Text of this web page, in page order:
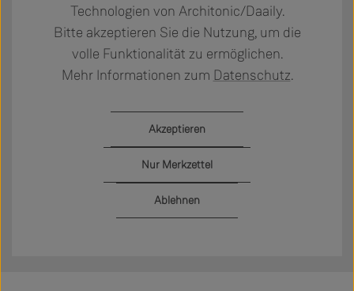
Technologien von Architonic/Daaily.
Bitte akzeptieren Sie die Nutzung, um die
volle Funktionalität zu ermöglichen.
Mehr Informationen zum Datenschutz.
Akzeptieren
Nur Merkzettel
Ablehnen